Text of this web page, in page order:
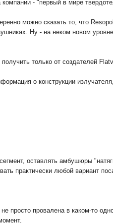
- "первый в мире
можно сказать то, что
Ну - на неком новом
только от создателей
о конструкции
оставлять амбушюры
практически любой вариант
просто провалена в каком-то